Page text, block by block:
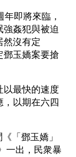
即將來臨，
姦犯與被迫
然沒有定
鄧玉嬌案要搶
以最快的速度
以期在六四
「鄧玉嬌」
一出，民衆暴